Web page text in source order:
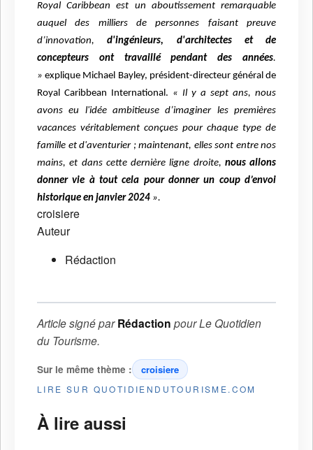
Royal Caribbean est un aboutissement remarquable
auquel des milliers de personnes faisant preuve
d’innovation, d'ingénieurs, d'architectes et de
concepteurs ont travaillé pendant des années.
»explique Michael Bayley, président-directeur général de
Royal Caribbean International. « Il y a sept ans, nous
avons eu l'idée ambitieuse d’imaginer les premières
vacances véritablement conçues pour chaque type de
famille et d'aventurier ; maintenant, elles sont entre nos
mains, et dans cette dernière ligne droite, nous allons
donner vie à tout cela pour donner un coup d’envoi
historique en janvier 2024 ».
croisiere
Auteur
Rédaction
Article signé parRédaction pourLe Quotidien
du Tourisme.
Sur le même thème : croisiere
LIRE SUR QUOTIDIENDUTOURISME.COM
À lire aussi